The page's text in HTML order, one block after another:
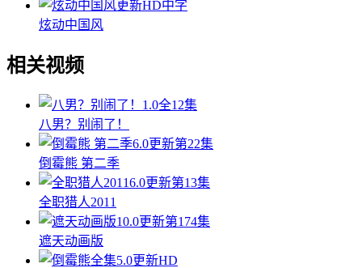
更新HD中字
炫动中国风
相关视频
1.0全12集
八男？别闹了！
6.0更新第22集
倒霉熊 第二季
6.0更新第13集
全职猎人2011
10.0更新第174集
遮天动画版
5.0更新HD